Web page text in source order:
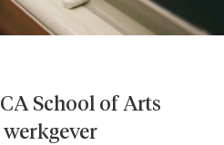
School of Arts